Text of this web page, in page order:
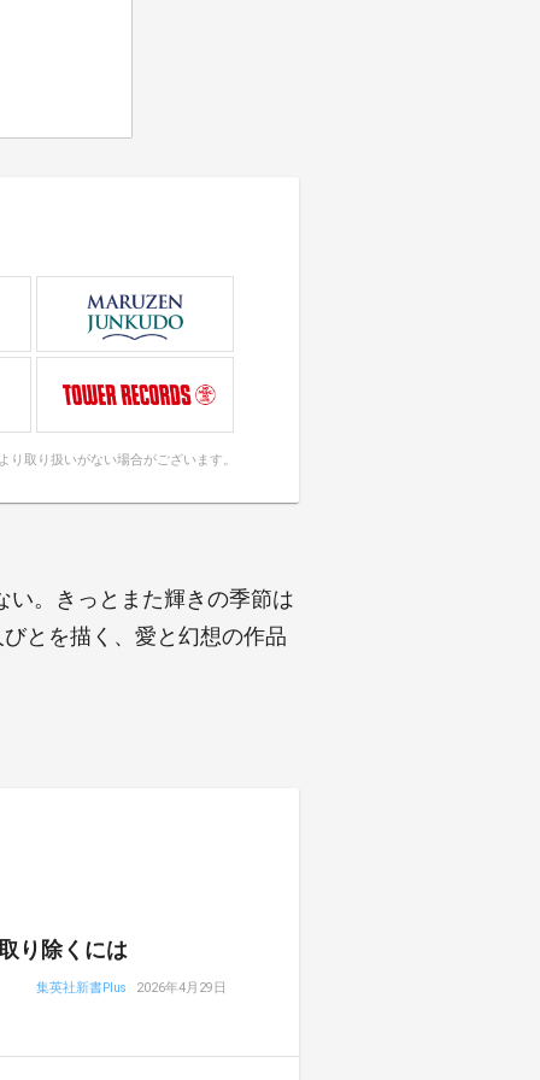
り取り扱いがない場合がございます。
い。きっとまた輝きの季節は
とを描く、愛と幻想の作品
り除くには
集英社新書Plus 2026年4月29日